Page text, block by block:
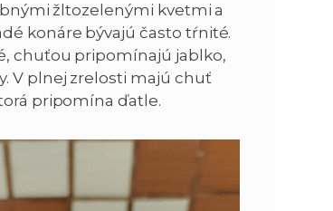
žltozelenými kvetmi a
konáre bývajú často tŕnité.
chuťou pripomínajú jablko,
V plnej zrelosti majú chuť
pripomína ďatle.